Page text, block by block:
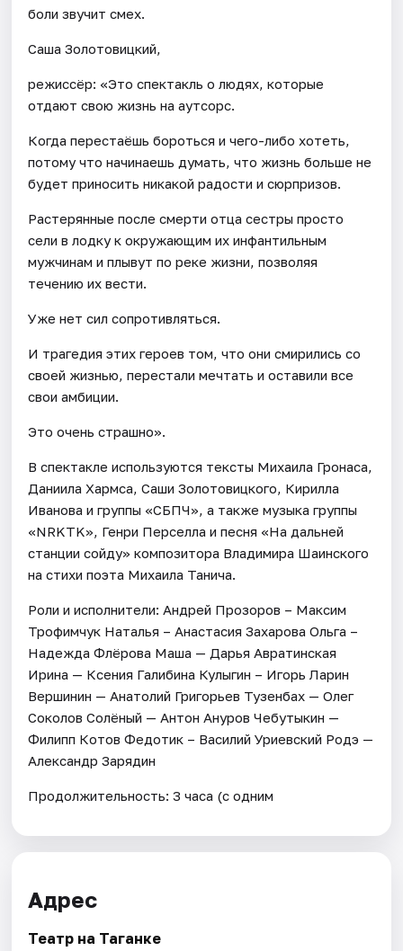
боли звучит смех.
Саша Золотовицкий,
режиссёр: «Это спектакль о людях, которые
отдают свою жизнь на аутсорс.
Когда перестаёшь бороться и чего-либо хотеть,
потому что начинаешь думать, что жизнь больше не
будет приносить никакой радости и сюрпризов.
Растерянные после смерти отца сестры просто
сели в лодку к окружающим их инфантильным
мужчинам и плывут по реке жизни, позволяя
течению их вести.
Уже нет сил сопротивляться.
И трагедия этих героев том, что они смирились со
своей жизнью, перестали мечтать и оставили все
свои амбиции.
Это очень страшно».
В спектакле используются тексты Михаила Гронаса,
Даниила Хармса, Саши Золотовицкого, Кирилла
Иванова и группы «СБПЧ», а также музыка группы
«NRKTK», Генри Перселла и песня «На дальней
станции сойду» композитора Владимира Шаинского
на стихи поэта Михаила Танича.
Роли и исполнители: Андрей Прозоров – Максим
Трофимчук Наталья – Анастасия Захарова Ольга –
Надежда Флёрова Маша — Дарья Авратинская
Ирина — Ксения Галибина Кулыгин – Игорь Ларин
Вершинин — Анатолий Григорьев Тузенбах — Олег
Соколов Солёный — Антон Ануров Чебутыкин —
Филипп Котов Федотик – Василий Уриевский Родэ —
Александр Зарядин
Продолжительность: 3 часа (с одним
Адрес
Театр на Таганке